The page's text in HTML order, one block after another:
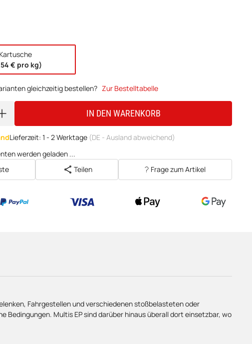
€ pro kg)
gleichzeitig bestellen? Zur Bestelltabelle
IN DEN WARENKORB
Lieferzeit: 1 - 2 Werktage (DE - Ausland abweichend)
werden geladen ...
Teilen Frage zum Artikel
Fahrgestellen und verschiedenen stoßbelasteten oder
Multis EP sind darüber hinaus überall dort einsetzbar, wo